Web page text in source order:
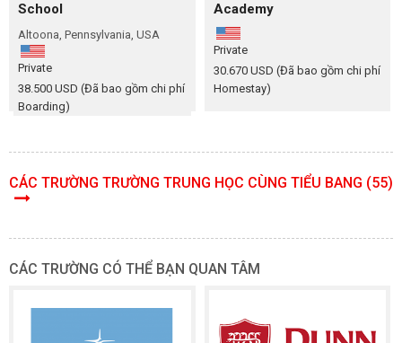
School
Altoona, Pennsylvania, USA
Private
38.500 USD (Đã bao gồm chi phí
Boarding)
Academy
Private
30.670 USD (Đã bao gồm chi phí
Homestay)
CÁC TRƯỜNG TRƯỜNG TRUNG HỌC CÙNG TIỂU BANG (55)
CÁC TRƯỜNG CÓ THỂ BẠN QUAN TÂM